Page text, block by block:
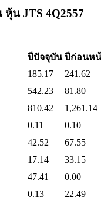
หุ้น JTS 4Q2557
ปีปัจจุบัน ปีก่อนห
185.17
241.62
542.23
81.80
810.42
1,261.14
0.11
0.10
42.52
67.55
17.14
33.15
47.41
0.00
0.13
22.49